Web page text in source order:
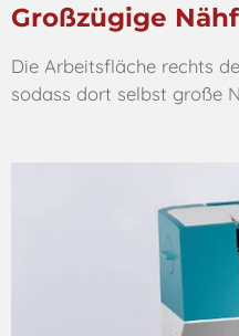
Großzügige
Die Arbeitsfläche rechts
sodass dort selbst große